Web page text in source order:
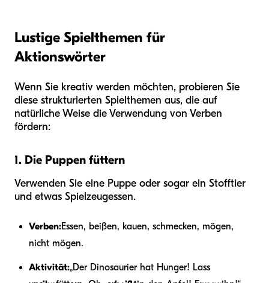
Lustige Spielthemen für
Aktionswörter
Wenn Sie kreativ werden möchten, probieren Sie
diese strukturierten Spielthemen aus, die auf
natürliche Weise die Verwendung von Verben
fördern:
1. Die Puppen füttern
Verwenden Sie eine Puppe oder sogar ein Stofftier
und etwas Spielzeugessen.
Verben:Essen, beißen, kauen, schmecken, mögen,
nicht mögen.
Aktivität:„Der Dinosaurier hat Hunger! Lass